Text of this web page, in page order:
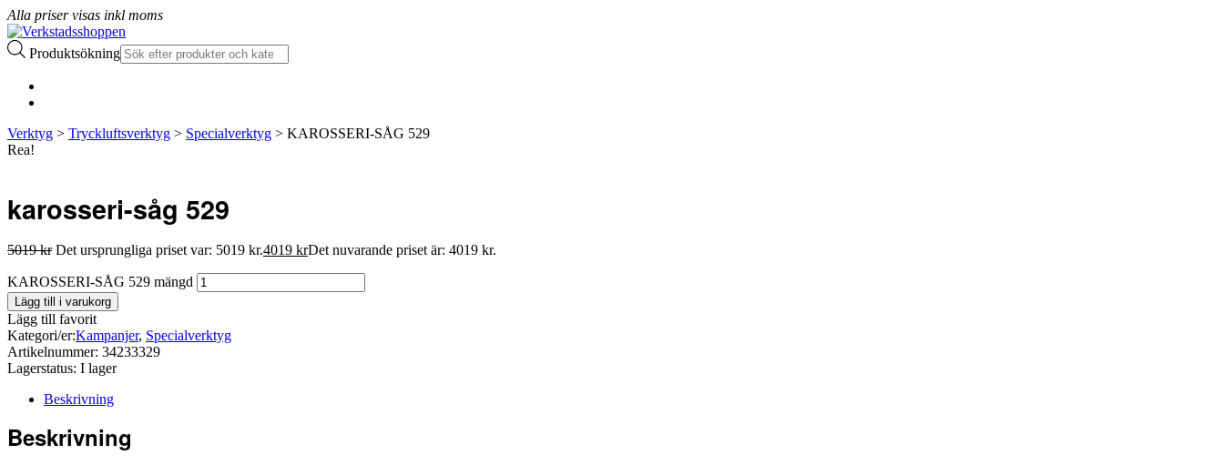
Alla priser visas inkl moms
Produktsökning
Verktyg > Tryckluftsverktyg > Specialverktyg > KAROSSERI-SÅG 529
Rea!
karosseri-såg 529
5019kr Det ursprungliga priset var: 5019 kr.4019 krDet nuvarande priset är: 4019 kr.
KAROSSERI-SÅG 529 mängd
Lägg till i varukorg
Lägg till favorit
Kategori/er:Kampanjer, Specialverktyg
Artikelnummer: 34233329
Lagerstatus: I lager
Beskrivning
Beskrivning